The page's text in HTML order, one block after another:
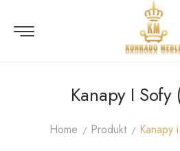
Kanapy I Sofy
Home Produkt Kanapy